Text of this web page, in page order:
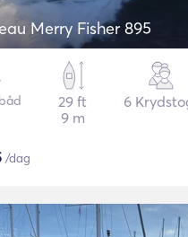
Merry Fisher 895
29 ft
9 m
6
/dag